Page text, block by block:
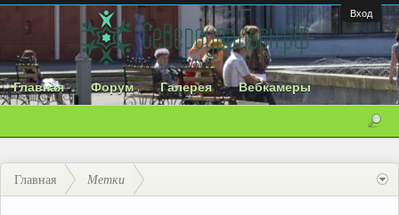
Вход
Главная Форум Галерея Вебкамеры
Главная Метки